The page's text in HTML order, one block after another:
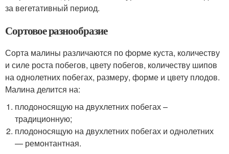
за вегетативный период.
Сортовое разнообразие
Сорта малины различаются по форме куста, количеству
и силе роста побегов, цвету побегов, количеству шипов
на однолетних побегах, размеру, форме и цвету плодов.
Малина делится на:
плодоносящую на двухлетних побегах –
традиционную;
плодоносящую на двухлетних побегах и однолетних
— ремонтантная.